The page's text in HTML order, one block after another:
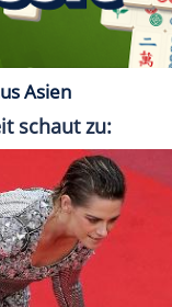
Asien
schaut zu: